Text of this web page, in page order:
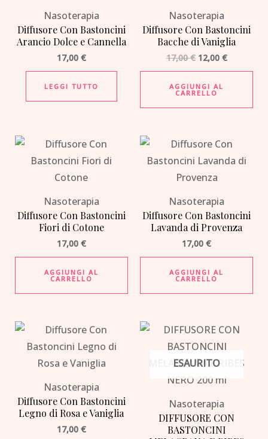
Nasoterapia
Diffusore Con Bastoncini
Arancio Dolce e Cannella
17,00 €
LEGGI TUTTO
Nasoterapia
Diffusore Con Bastoncini
Bacche di Vaniglia
17,00€ 12,00 €
AGGIUNGI AL
CARRELLO
Nasoterapia
Diffusore Con Bastoncini
Fiori di Cotone
17,00 €
AGGIUNGI AL
CARRELLO
Nasoterapia
Diffusore Con Bastoncini
Lavanda di Provenza
17,00€
AGGIUNGI AL
CARRELLO
Nasoterapia
Diffusore Con Bastoncini
Legno di Rosa e Vaniglia
17,00 €
ESAURITO
Nasoterapia
DIFFUSORE CON
BASTONCINI